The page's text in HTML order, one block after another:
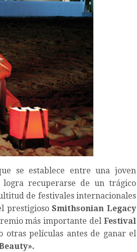
se establece entre una joven
recuperarse de un trágico
de festivales internacionales
prestigiosoSmithsonian Legacy
más importante delFestival
otras películas antes de ganar el